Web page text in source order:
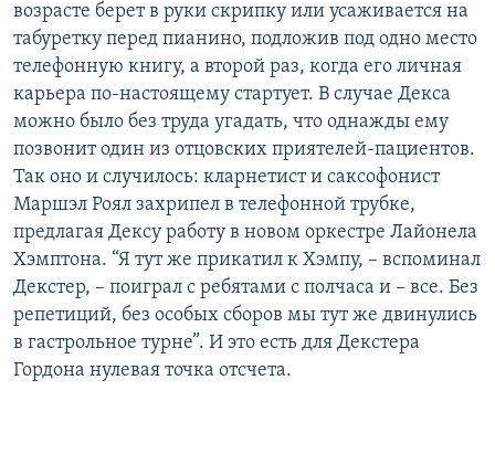
возрасте берет в руки скрипку или усаживается на
табуретку перед пианино, подложив под одно место
телефонную книгу, а второй раз, когда его личная
карьера по-настоящему стартует. В случае Декса
можно было без труда угадать, что однажды ему
позвонит один из отцовских приятелей-пациентов.
Так оно и случилось: кларнетист и саксофонист
Маршэл Роял захрипел в телефонной трубке,
предлагая Дексу работу в новом оркестре Лайонела
Хэмптона. “Я тут же прикатил к Хэмпу, – вспоминал
Декстер, – поиграл с ребятами с полчаса и – все. Без
репетиций, без особых сборов мы тут же двинулись
в гастрольное турне”. И это есть для Декстера
Гордона нулевая точка отсчета.